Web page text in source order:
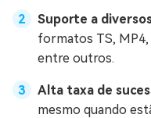
Suporte a
formatos TS, MP4,
entre outros.
Alta taxa de
mesmo quando